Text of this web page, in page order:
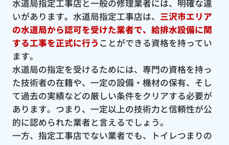
水道局指定工事店と一般の修理業者には、明確な違
いがあります。水道局指定工事店は、 三沢市エリア
の水道局から認可を受けた業者で、給排水設備に関
する工事を正式に行う ことができる資格を持ってい
ます。
水道局の指定を受けるためには、専門の資格を持っ
た技術者の在籍や、一定の設備・機材の保有、そし
て過去の実績などの厳しい条件をクリアする必要が
あります。つまり、一定以上の技術力と信頼性が公
的に認められた業者と言えるでしょう。
一方、指定工事店でない業者でも、トイレつまりの